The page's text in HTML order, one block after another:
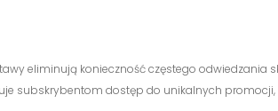
eliminują konieczność częstego odwiedzania
subskrybentom dostęp do unikalnych